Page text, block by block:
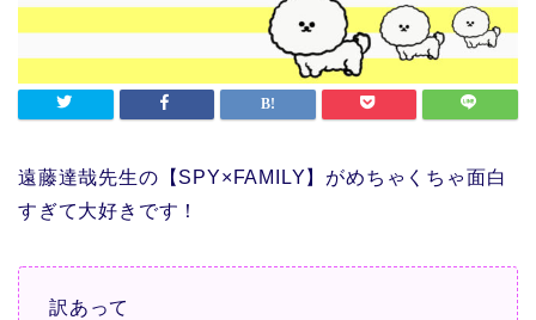
遠藤達哉先生の【SPY×FAMILY】がめちゃくちゃ面白
すぎて大好きです！
訳あって